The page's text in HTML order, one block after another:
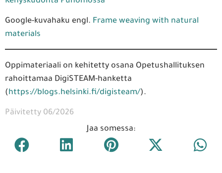
Google-kuvahaku engl. Frame weaving with natural
materials
Oppimateriaali on kehitetty osana Opetushallituksen
rahoittamaa DigiSTEAM-hanketta
(https://blogs.helsinki.fi/digisteam/).
Päivitetty 06/2026
Jaa somessa: